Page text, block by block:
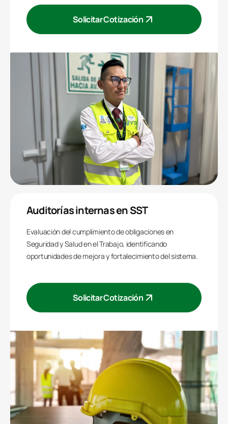
Solicitar Cotización
Auditorías internas en SST
Evaluación del cumplimiento de obligaciones en
Seguridad y Salud en el Trabajo, identificando
oportunidades de mejora y fortalecimiento del sistema.
Solicitar Cotización